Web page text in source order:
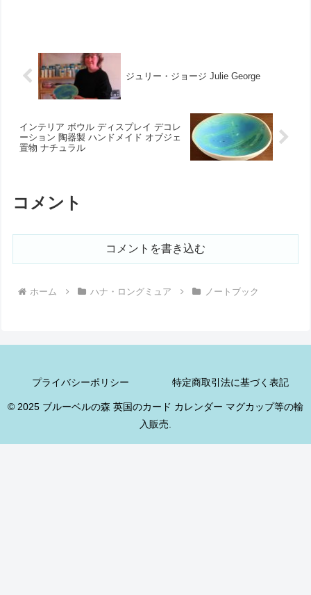
ジュリー・ジョージ Julie George
インテリア ボウル ディスプレイ デコレ
ーション 陶器製 ハンドメイド オブジェ
置物 ナチュラル
コメント
コメントを書き込む
ホーム ハナ・ロングミュア ノートブック
プライバシーポリシー 特定商取引法に基づく表記
© 2025 ブルーベルの森 英国のカード カレンダー マグカップ等の輸
入販売.